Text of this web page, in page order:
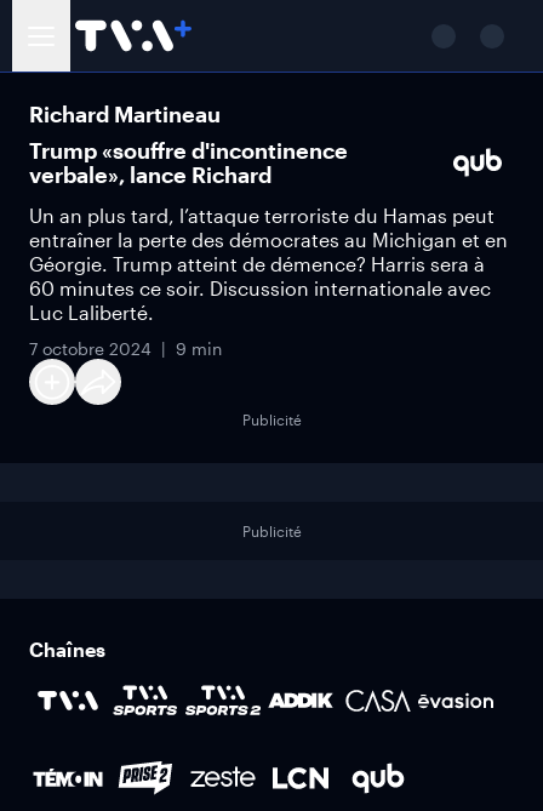
Richard Martineau
Trump «souffre d'incontinence
verbale», lance Richard
Un an plus tard, l’attaque terroriste du Hamas peut
entraîner la perte des démocrates au Michigan et en
Géorgie. Trump atteint de démence? Harris sera à
60 minutes ce soir. Discussion internationale avec
Luc Laliberté.
7 octobre 2024 9 min
Publicité
Publicité
Chaînes